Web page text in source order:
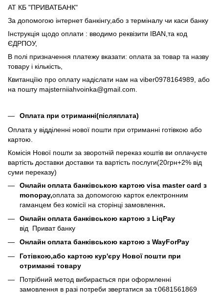
АТ КБ "ПРИВАТБАНК"
За допомогою інтернет банкінгу,або з терміналу чи каси банку
Інструкція щодо оплати : вводимо реквізити IBAN,та код
ЄДРПОУ,
В полі призначення платежу вказати: оплата за товар та назву
товару і кількість,
Квитанціїю про оплату надіслати нам на viber0978164989, або
на пошту majsterniiahvoinka@gmail.com.
Оплата при отриманні(післяплата)
Оплата у відділенні нової пошти при отриманні готівкою або
картою.
Комісія Нової пошти за зворотній переказ коштів ви оплачуєте
вартість доставки доставки та вартість послуги(20грн+2% від
суми переказу)
Онлайн оплата банківською картою visa master card з
monopay,оплата за допомогою карток електронним
гаманцем без комісії на сторінці замовлення​​.
Онлайн оплата банківською картою з LiqPay
від Приват банку
Онлайн оплата банківською картою з WayForPay
Готівкою,або картою кур'єру Нової пошти при
отриманні товару
Потрібний метод вибирається при оформленні
замовлення в разі потреби звертатися за т.0681561869​​​